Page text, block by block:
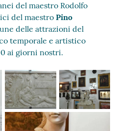
del maestro Rodolfo
del maestroPino
delle attrazioni del
temporale e artistico
ai giorni nostri.